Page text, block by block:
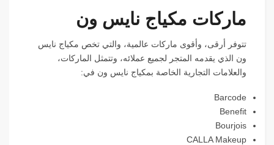
ماركات مكياج نايس ون
تتوفر أرقى، وأقوى ماركات عالمية، والتي تخص مكياج نايس
ون الذي يقدمه المتجر لجميع عملائه، وتتمثل الماركات،
والعلامات التجارية الخاصة بمكياج نايس ون في:
Barcode
Benefit
Bourjois
CALLA Makeup